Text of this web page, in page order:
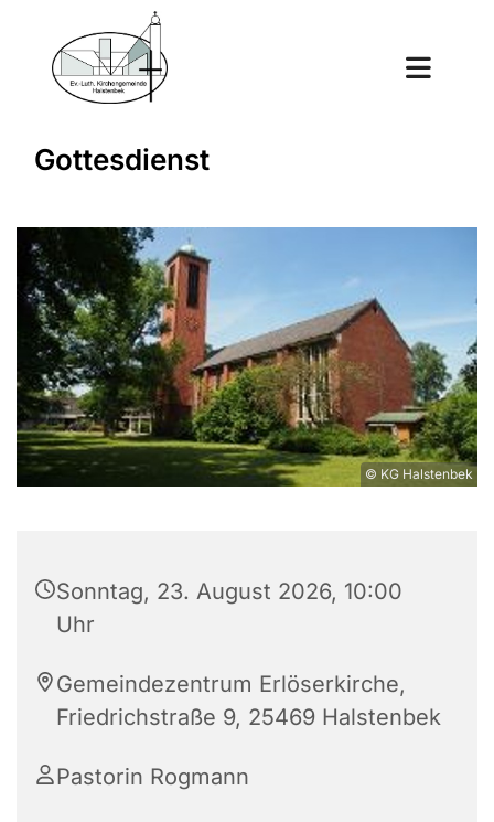
Gottesdienst
© KG Halstenbek
Sonntag, 23. August 2026, 10:00
Uhr
Gemeindezentrum Erlöserkirche,
Friedrichstraße 9, 25469 Halstenbek
Pastorin Rogmann